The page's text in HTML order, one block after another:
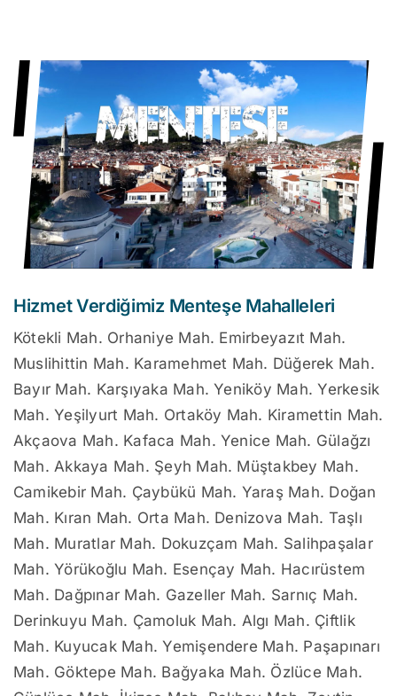
Hizmet Verdiğimiz Menteşe Mahalleleri
Kötekli Mah. Orhaniye Mah. Emirbeyazıt Mah.
Muslihittin Mah. Karamehmet Mah. Düğerek Mah.
Bayır Mah. Karşıyaka Mah. Yeniköy Mah. Yerkesik
Mah. Yeşilyurt Mah. Ortaköy Mah. Kiramettin Mah.
Akçaova Mah. Kafaca Mah. Yenice Mah. Gülağzı
Mah. Akkaya Mah. Şeyh Mah. Müştakbey Mah.
Camikebir Mah. Çaybükü Mah. Yaraş Mah. Doğan
Mah. Kıran Mah. Orta Mah. Denizova Mah. Taşlı
Mah. Muratlar Mah. Dokuzçam Mah. Salihpaşalar
Mah. Yörükoğlu Mah. Esençay Mah. Hacırüstem
Mah. Dağpınar Mah. Gazeller Mah. Sarnıç Mah.
Derinkuyu Mah. Çamoluk Mah. Algı Mah. Çiftlik
Mah. Kuyucak Mah. Yemişendere Mah. Paşapınarı
Mah. Göktepe Mah. Bağyaka Mah. Özlüce Mah.